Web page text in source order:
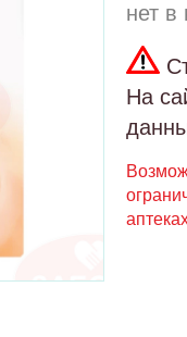
нет в
На